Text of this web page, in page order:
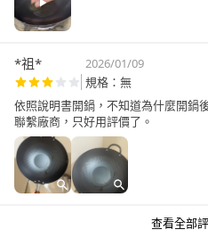
*祖* 2026/01/09
規格：無
依照說明書開鍋，不知道為什麼開鍋
聯繫廠商，只好用評價了。
查看全部